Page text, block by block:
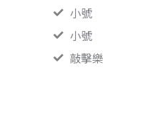
小號
小號
敲擊樂